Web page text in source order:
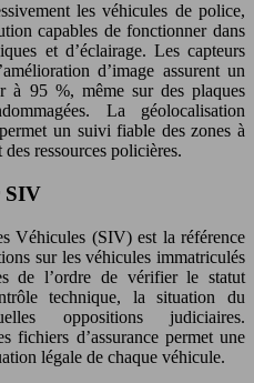
les véhicules de police,
capables de fonctionner dans
et d’éclairage. Les capteurs
d’image assurent un
à 95 %, même sur des plaques
La géolocalisation
un suivi fiable des zones à
ressources policières.
SIV
Véhicules (SIV) est la référence
sur les véhicules immatriculés
de l’ordre de vérifier le statut
technique, la situation du
oppositions judiciaires.
fichiers d’assurance permet une
légale de chaque véhicule.